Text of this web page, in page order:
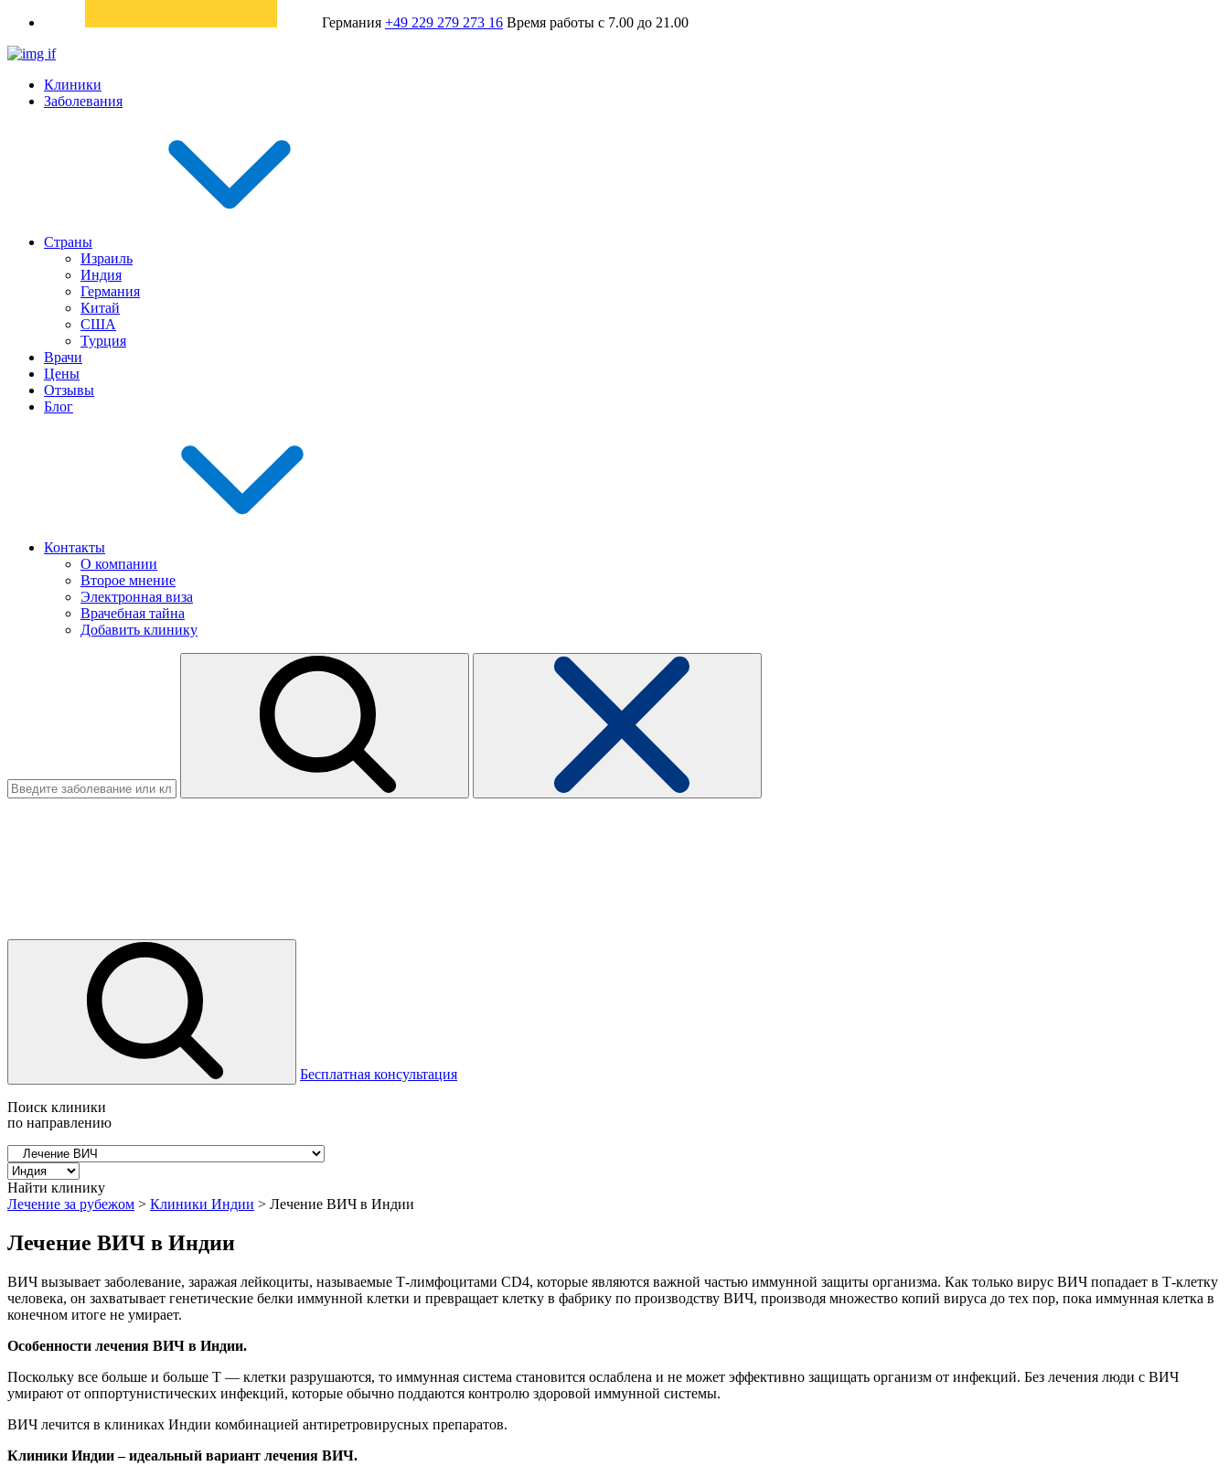
Германия +49 229 279 273 16 Время работы с 7.00 до 21.00
Клиники
Заболевания
Страны
Израиль
Индия
Германия
Китай
США
Турция
Врачи
Цены
Отзывы
Блог
Контакты
О компании
Второе мнение
Электронная виза
Врачебная тайна
Добавить клинику
Бесплатная консультация
Поиск клиники
по направлению
Найти клинику
Лечение за рубежом > Клиники Индии > Лечение ВИЧ в Индии
Лечение ВИЧ в Индии
ВИЧ вызывает заболевание, заражая лейкоциты, называемые Т-лимфоцитами CD4, которые являются важной частью иммунной защиты организма. Как только вирус ВИЧ попадает в Т-клетку
человека, он захватывает генетические белки иммунной клетки и превращает клетку в фабрику по производству ВИЧ, производя множество копий вируса до тех пор, пока иммунная клетка в
конечном итоге не умирает.
Особенности лечения ВИЧ в Индии.
Поскольку все больше и больше Т — клетки разрушаются, то иммунная система становится ослаблена и не может эффективно защищать организм от инфекций. Без лечения люди с ВИЧ
умирают от оппортунистических инфекций, которые обычно поддаются контролю здоровой иммунной системы.
ВИЧ лечится в клиниках Индии комбинацией антиретровирусных препаратов.
Клиники Индии – идеальный вариант лечения ВИЧ.